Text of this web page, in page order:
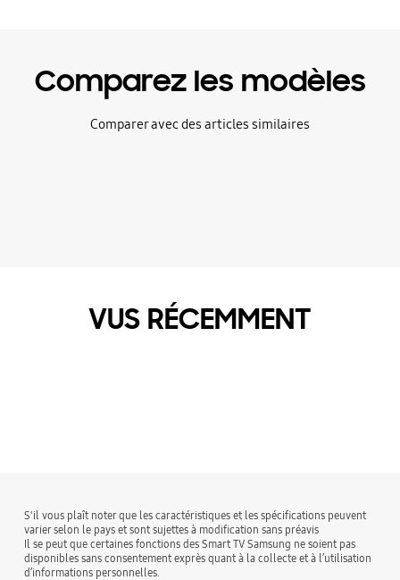
Comparez les modèles
Comparer avec des articles similaires
VUS RÉCEMMENT
S'il vous plaît noter que les caractéristiques et les spécifications peuvent
varier selon le pays et sont sujettes à modification sans préavis
Il se peut que certaines fonctions des Smart TV Samsung ne soient pas
disponibles sans consentement exprès quant à la collecte et à l’utilisation
d’informations personnelles.